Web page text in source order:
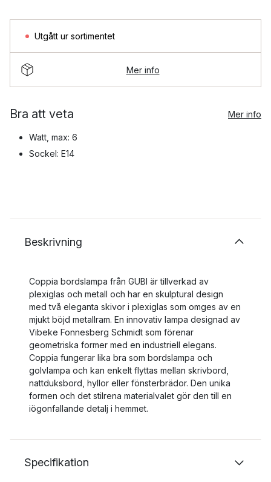
Utgått ur sortimentet
Mer info
Bra att veta Mer info
Watt, max: 6
Sockel: E14
Beskrivning
Coppia bordslampa från GUBI är tillverkad av
plexiglas och metall och har en skulptural design
med två eleganta skivor i plexiglas som omges av en
mjukt böjd metallram. En innovativ lampa designad av
Vibeke Fonnesberg Schmidt som förenar
geometriska former med en industriell elegans.
Coppia fungerar lika bra som bordslampa och
golvlampa och kan enkelt flyttas mellan skrivbord,
nattduksbord, hyllor eller fönsterbrädor. Den unika
formen och det stilrena materialvalet gör den till en
iögonfallande detalj i hemmet.
Specifikation